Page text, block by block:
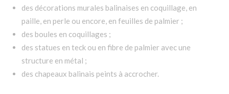
des décorations murales balinaises en coquillage, en
paille, en perle ou encore, en feuilles de palmier ;
des boules en coquillages ;
des statues en teck ou en fibre de palmier avec une
structure en métal ;
des chapeaux balinais peints à accrocher.